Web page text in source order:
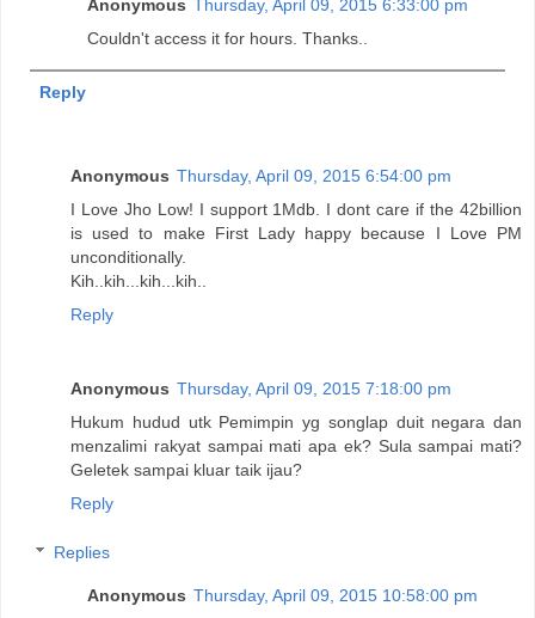
Anonymous
Thursday, April 09, 2015 6:33:00 pm
Couldn't access it for hours. Thanks..
Reply
Anonymous Thursday, April 09, 2015 6:54:00 pm
I Love Jho Low! I support 1Mdb. I dont care if the 42billion
is used to make First Lady happy because I Love PM
unconditionally.
Kih..kih...kih...kih..
Reply
Anonymous Thursday, April 09, 2015 7:18:00 pm
Hukum hudud utk Pemimpin yg songlap duit negara dan
menzalimi rakyat sampai mati apa ek? Sula sampai mati?
Geletek sampai kluar taik ijau?
Reply
Replies
Anonymous Thursday, April 09, 2015 10:58:00 pm